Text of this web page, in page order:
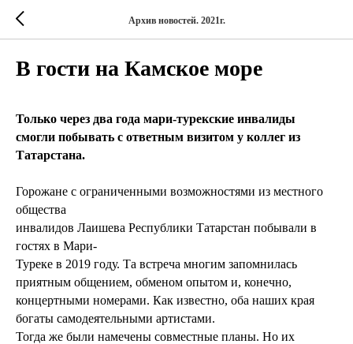
Архив новостей. 2021г.
В гости на Камское море
Только через два года мари-турекские инвалиды
смогли побывать с ответным визитом у коллег из
Татарстана.
Горожане с ограниченными возможностями из местного
общества
инвалидов Лаишева Республики Татарстан побывали в
гостях в Мари-
Туреке в 2019 году. Та встреча многим запомнилась
приятным общением, обменом опытом и, конечно,
концертными номерами. Как известно, оба наших края
богаты самодеятельными артистами.
Тогда же были намечены совместные планы. Но их